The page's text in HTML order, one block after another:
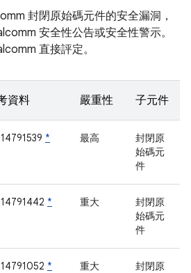
封閉原始碼元件的安全漏洞，
安全性公告或安全性警示。
直接評定。
資料 嚴重性 子元件
* 最高
封閉原
始碼元
件
* 重大
封閉原
始碼元
件
* 重大
封閉原